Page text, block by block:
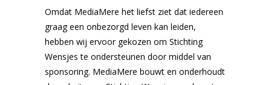
Omdat MediaMere het liefst ziet dat iedereen
graag een onbezorgd leven kan leiden,
hebben wij ervoor gekozen om Stichting
Wensjes te ondersteunen door middel van
sponsoring. MediaMere bouwt en onderhoudt